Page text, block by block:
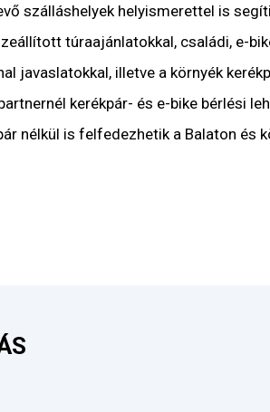
szálláshelyek helyismerettel is
túraajánlatokkal, családi, e-
javaslatokkal, illetve a környék
kerékpár- és e-bike bérlési
nélkül is felfedezhetik a Balaton és